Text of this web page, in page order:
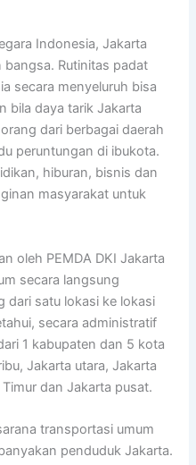
Indonesia, Jakarta
bangsa. Rutinitas padat
secara menyeluruh bisa
bila daya tarik Jakarta
dari berbagai daerah
peruntungan di ibukota.
hiburan, bisnis dan
masyarakat untuk
oleh PEMDA DKI Jakarta
secara langsung
dari satu lokasi ke lokasi
secara administratif
1 kabupaten dan 5 kota
Jakarta utara, Jakarta
dan Jakarta pusat.
transportasi umum
penduduk Jakarta.